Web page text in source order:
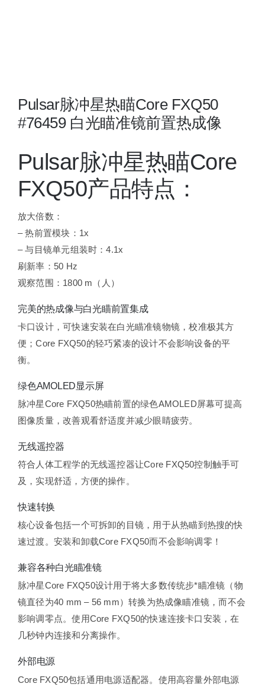
Pulsar脉冲星热瞄Core FXQ50
#76459 白光瞄准镜前置热成像
Pulsar脉冲星热瞄Core
FXQ50产品特点：
放大倍数：
– 热前置模块：1x
– 与目镜单元组装时：4.1x
刷新率：50 Hz
观察范围：1800 m（人）
完美的热成像与白光瞄前置集成
卡口设计，可快速安装在白光瞄准镜物镜，校准极其方
便；Core FXQ50的轻巧紧凑的设计不会影响设备的平
衡。
绿色AMOLED显示屏
脉冲星Core FXQ50热瞄前置的绿色AMOLED屏幕可提高
图像质量，改善观看舒适度并减少眼睛疲劳。
无线遥控器
符合人体工程学的无线遥控器让Core FXQ50控制触手可
及，实现舒适，方便的操作。
快速转换
核心设备包括一个可拆卸的目镜，用于从热瞄到热搜的快
速过渡。安装和卸载Core FXQ50而不会影响调零！
兼容各种白光瞄准镜
脉冲星Core FXQ50设计用于将大多数传统步*瞄准镜（物
镜直径为40 mm – 56 mm）转换为热成像瞄准镜，而不会
影响调零点。使用Core FXQ50的快速连接卡口安装，在
几秒钟内连接和分离操作。
外部电源
Core FXQ50包括通用电源适配器。使用高容量外部电源